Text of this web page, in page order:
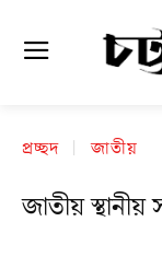
প্রচ্ছদ জাতীয়
জাতীয়